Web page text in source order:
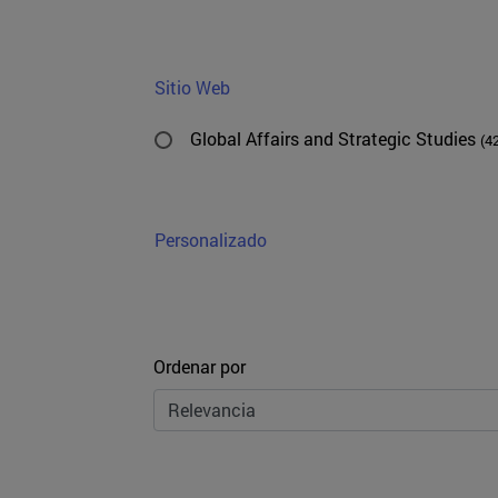
Sitio Web
Global Affairs and Strategic Studies
Personalizado
Ordenar
Ordenar por